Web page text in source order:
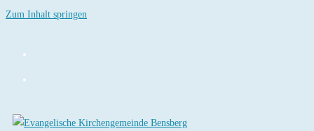
Zum Inhalt springen